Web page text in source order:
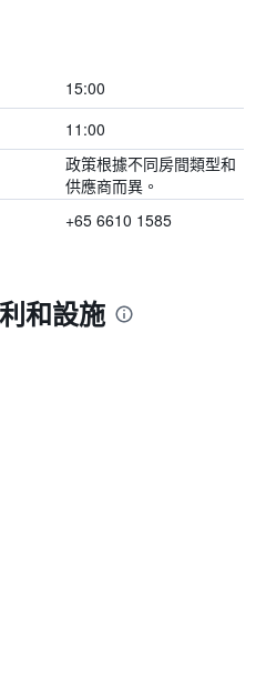
15:00
11:00
政策根據不同房間類型和
供應商而異。
+65 6610 1585
和設施